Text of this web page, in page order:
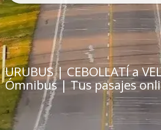
URUBUS | CEBOLLATÍ a
Ómnibus | Tus pasajes